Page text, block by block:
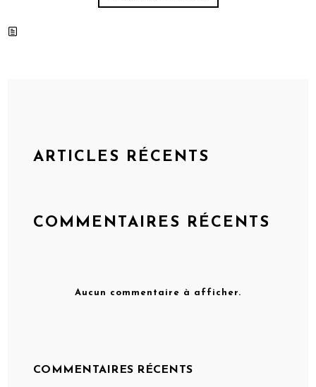
ARTICLES RÉCENTS
COMMENTAIRES RÉCENTS
Aucun commentaire à afficher.
COMMENTAIRES RÉCENTS